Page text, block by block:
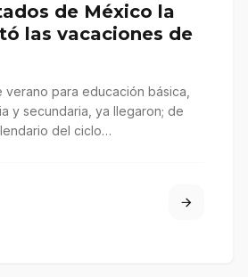
de México la
las vacaciones de
verano para educación básica,
y secundaria, ya llegaron; de
del ciclo…